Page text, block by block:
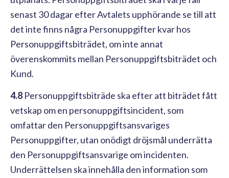
senast 30 dagar efter Avtalets upphörande se till att
det inte finns några Personuppgifter kvar hos
Personuppgiftsbiträdet, om inte annat
överenskommits mellan Personuppgiftsbiträdet och
Kund.
4.8 Personuppgiftsbiträde ska efter att biträdet fått
vetskap om en personuppgiftsincident, som
omfattar den Personuppgiftsansvariges
Personuppgifter, utan onödigt dröjsmål underrätta
den Personuppgiftsansvarige om incidenten.
Underrättelsen ska innehålla den information som